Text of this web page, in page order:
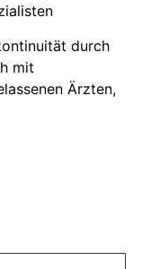
durch
mit
Ärzten,